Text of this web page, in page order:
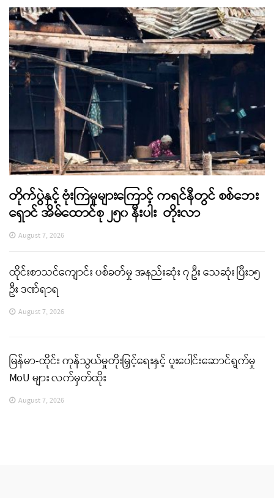
တိုက်ပွဲနှင့် ဗုံးကြဲမှုများကြောင့် ကရင်နီတွင် စစ်ဘေး
ရှောင် အိမ်ထောင်စု ၂၅၀ နီးပါး တိုးလာ
August 7, 2026
ထိုင်းစာသင်ကျောင်း ပစ်ခတ်မှု အနည်းဆုံး ၇ ဦး သေဆုံး ပြီး၁၅
ဦး ဒဏ်ရာရ
August 7, 2026
မြန်မာ-ထိုင်း ကုန်သွယ်မှုတိုးမြှင့်ရေးနှင့် ပူးပေါင်းဆောင်ရွက်မှု
MoU များ လက်မှတ်ထိုး
August 7, 2026